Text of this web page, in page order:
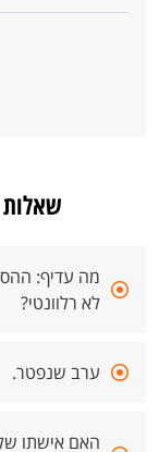
שאלות
מה עדיף:
לא רלוונטי?
ערב שנפטר.
האם אישתו